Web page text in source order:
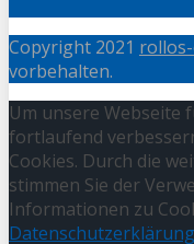
Copyright 2021
vorbehalten.
Um unsere Webseite
fortlaufend
Cookies. Durch die
stimmen Sie der
Informationen zu
Datenschutzerklärung